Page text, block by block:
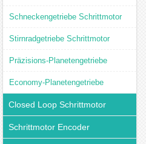
Schneckengetriebe Schrittmotor
Stirnradgetriebe Schrittmotor
Präzisions-Planetengetriebe
Economy-Planetengetriebe
Closed Loop Schrittmotor
Schrittmotor Encoder